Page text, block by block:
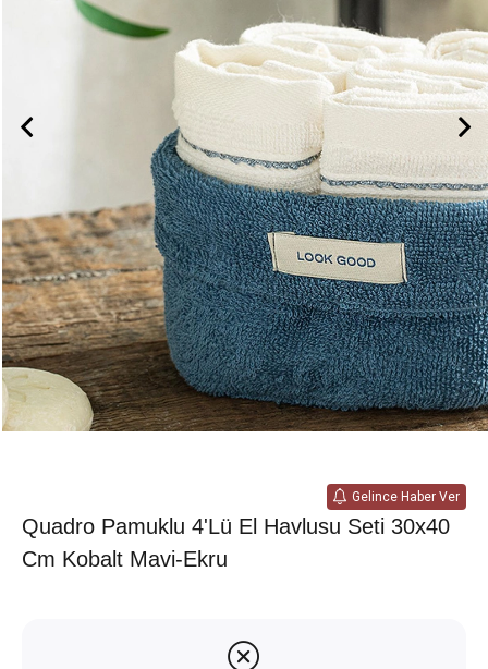
Gelince Haber Ver
Quadro Pamuklu 4'lü El Havlusu Seti 30x40
Cm Kobalt Mavi-Ekru